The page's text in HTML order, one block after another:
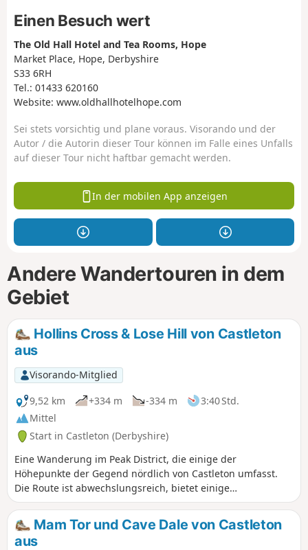
Einen Besuch wert
The Old Hall Hotel and Tea Rooms, Hope
Market Place, Hope, Derbyshire
S33 6RH
Tel.: 01433 620160
Website: www.oldhallhotelhope.com
Sei stets vorsichtig und plane voraus. Visorando und der
Autor / die Autorin dieser Tour können im Falle eines Unfalls
auf dieser Tour nicht haftbar gemacht werden.
In der mobilen App anzeigen
Andere Wandertouren in dem
Gebiet
Hollins Cross & Lose Hill von Castleton
aus
Visorando-Mitglied
9,52 km
+334 m -334 m
3:40 Std.
Mittel
Start in Castleton (Derbyshire)
Eine Wanderung im Peak District, die einige der
Höhepunkte der Gegend nördlich von Castleton umfasst.
Die Route ist abwechslungsreich, bietet einige
wunderschöne Ausblicke und ist im Allgemeinen leicht zu
begehen.Mam Tor und Cave Dale von Castleton
aus